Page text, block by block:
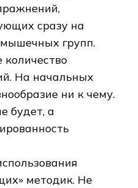
сразу на
мышечных групп.
На начальных
ни к чему.
будет, а
методик. Не